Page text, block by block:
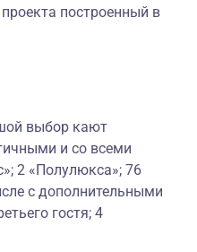
построенный в
выбор кают
и со всеми
2 «Полулюкса»; 76
с дополнительными
гостя; 4